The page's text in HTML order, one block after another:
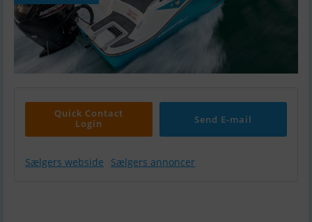
Quick Contact
Login
Send E-mail
Sælgers webside Sælgers annoncer